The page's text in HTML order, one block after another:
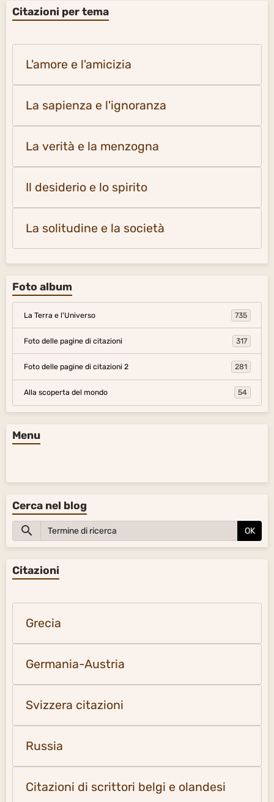
Citazioni per tema
L'amore e l'amicizia
La sapienza e l'ignoranza
La verità e la menzogna
Il desiderio e lo spirito
La solitudine e la società
Foto album
La Terra e l'Universo 735
Foto delle pagine di citazioni 317
Foto delle pagine di citazioni 2 281
Alla scoperta del mondo 54
Menu
Cerca nel blog
OK
Citazioni
Grecia
Germania-Austria
Svizzera citazioni
Russia
Citazioni di scrittori belgi e olandesi